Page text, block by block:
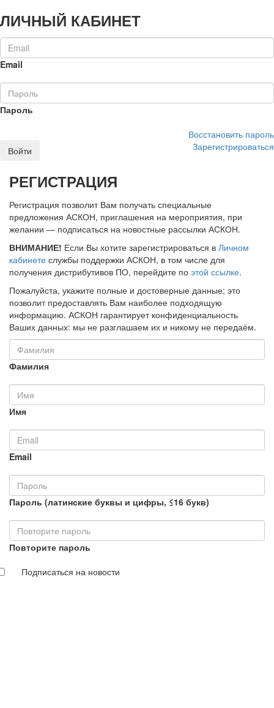
ЛИЧНЫЙ КАБИНЕТ
Email
Пароль
Восстановить пароль
Войти
Зарегистрироваться
РЕГИСТРАЦИЯ
Регистрация позволит Вам получать специальные
предложения АСКОН, приглашения на мероприятия, при
желании — подписаться на новостные рассылки АСКОН.
ВНИМАНИЕ! Если Вы хотите зарегистрироваться в Личном
кабинете службы поддержки АСКОН, в том числе для
получения дистрибутивов ПО, перейдите по этой ссылке.
Пожалуйста, укажите полные и достоверные данные; это
позволит предоставлять Вам наиболее подходящую
информацию. АСКОН гарантирует конфиденциальность
Ваших данных: мы не разглашаем их и никому не передаём.
Фамилия
Имя
Email
Пароль (латинские буквы и цифры, ≤16 букв)
Повторите пароль
Подписаться на новости